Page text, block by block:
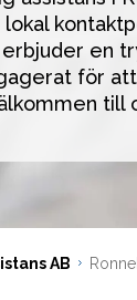
en
för
till
AB